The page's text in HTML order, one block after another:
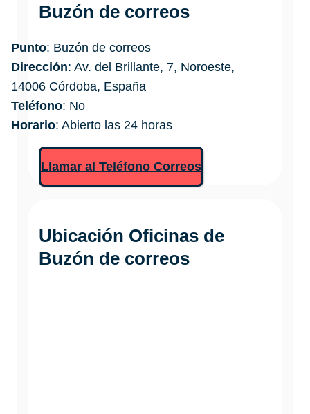
Buzón de correos
Punto: Buzón de correos
Dirección: Av. del Brillante, 7, Noroeste,
14006 Córdoba, España
Teléfono: No
Horario: Abierto las 24 horas
Llamar al Teléfono Correos
Ubicación Oficinas de
Buzón de correos